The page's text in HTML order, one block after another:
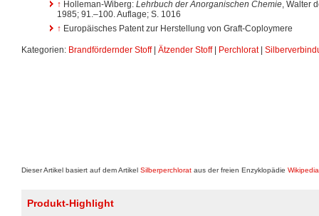
↑ Holleman-Wiberg: Lehrbuch der Anorganischen Chemie , Walter
1985; 91.–100. Auflage; S. 1016
↑ Europäisches Patent zur Herstellung von Graft-Coploymere
Kategorien: Brandfördernder Stoff| Ätzender Stoff| Perchlorat|
Dieser Artikel basiert auf dem Artikel Silberperchlorat aus der freien Enzyklopädie Wikipedia
Produkt-Highlight